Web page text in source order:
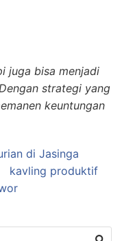
juga bisa menjadi
strategi yang
keuntungan
di Jasinga
kavling produktif